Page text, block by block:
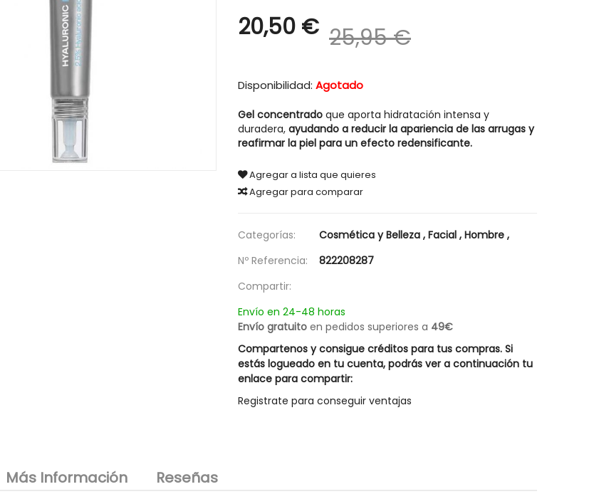
20,50 € 25,95 €
Disponibilidad: Agotado
Gel concentrado que aporta hidratación intensa y
duradera, ayudando a reducir la apariencia de las arrugas y
reafirmar la piel para un efecto redensificante.
Agregar a lista que quieres
Agregar para comparar
Categorías: Cosmética y Belleza , Facial , Hombre ,
Nº Referencia:
822208287
Compartir:
Envío en 24-48 horas
Envío gratuito en pedidos superiores a 49€
Compartenos y consigue créditos para tus compras. Si
estás logueado en tu cuenta, podrás ver a continuación tu
enlace para compartir:
Registrate para conseguir ventajas
Más Información Reseñas
HIGIENE Y SALUD
Rueber
14,67 €
20,95 €